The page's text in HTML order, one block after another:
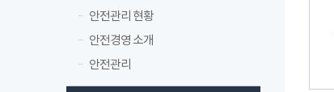
안전관리 현황
안전경영 소개
안전관리